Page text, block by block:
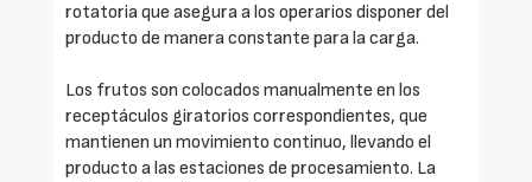
rotatoria que asegura a los operarios disponer del
producto de manera constante para la carga.
Los frutos son colocados manualmente en los
receptáculos giratorios correspondientes, que
mantienen un movimiento continuo, llevando el
producto a las estaciones de procesamiento. La